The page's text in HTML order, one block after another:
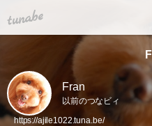
tuna.be
Fran
以前のつなビィ
https://ajile1022.tuna.be/